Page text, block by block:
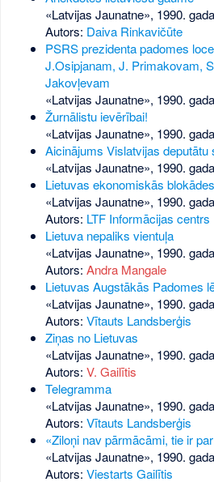
«Latvijas Jaunatne», 1990.
Autors: Daiva Rinkavičūte
PSRS prezidenta padomes
J.Osipjanam, J. Primakovam,
Jakovļevam
«Latvijas Jaunatne», 1990.
Žurnālistu ievērībai!
«Latvijas Jaunatne», 1990.
Aicinājums Vislatvijas deputātu
«Latvijas Jaunatne», 1990.
Lietuvas ekonomiskās
«Latvijas Jaunatne», 1990.
Autors: LTF Informācijas centrs
Lietuva nepaliks vientuļa
«Latvijas Jaunatne», 1990.
Autors: Andra Mangale
Lietuvas Augstākās Padomes
«Latvijas Jaunatne», 1990.
Autors: Vītauts Landsberģis
Ziņas no Lietuvas
«Latvijas Jaunatne», 1990.
Autors: V. Gailītis
Telegramma
«Latvijas Jaunatne», 1990.
Autors: Vītauts Landsberģis
«Ziloņi nav pārmācāmi, tie ir
«Latvijas Jaunatne», 1990.
Autors: Viestarts Gailītis